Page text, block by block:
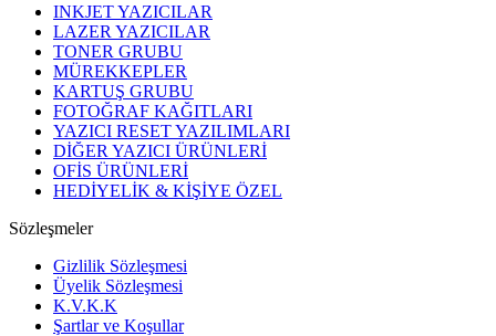
INKJET YAZICILAR
LAZER YAZICILAR
TONER GRUBU
MÜREKKEPLER
KARTUŞ GRUBU
FOTOĞRAF KAĞITLARI
YAZICI RESET YAZILIMLARI
DİĞER YAZICI ÜRÜNLERİ
OFİS ÜRÜNLERİ
HEDİYELİK & KİŞİYE ÖZEL
Sözleşmeler
Gizlilik Sözleşmesi
Üyelik Sözleşmesi
K.V.K.K
Şartlar ve Koşullar